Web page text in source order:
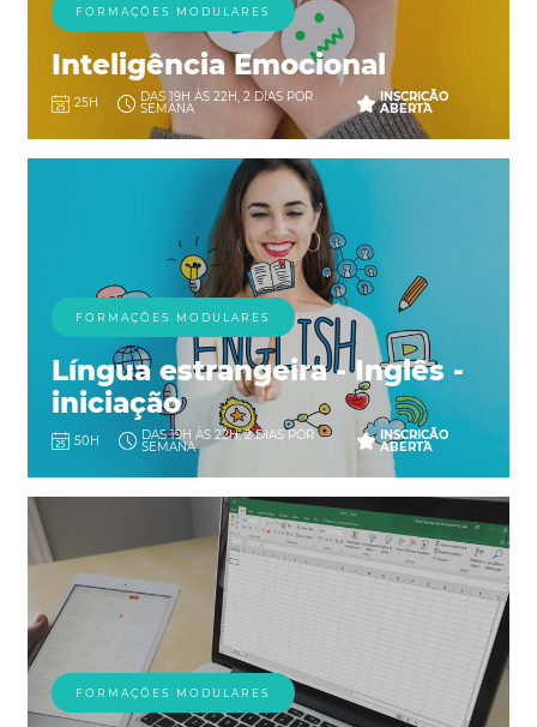
FORMAÇÕES MODULARES
Inteligência Emocional
25H DAS 19H ÀS 22H, 2 DIAS POR
SEMANA
INSCRIÇÃO
ABERTA
FORMAÇÕES MODULARES
Língua estrangeira - Inglês -
iniciação
50H DAS 19H ÀS 22H, 2 DIAS POR
SEMANA
INSCRIÇÃO
ABERTA
FORMAÇÕES MODULARES